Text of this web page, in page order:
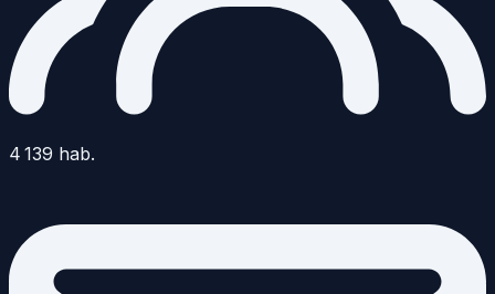
4 139 hab.